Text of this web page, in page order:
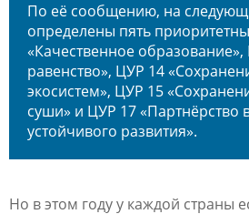
По её сообщению, на
определены пять
«Качественное
равенство», ЦУР 14
экосистем», ЦУР 15
суши» и ЦУР 17 «Партнёрство
устойчивого развития».
Но в этом году у каждой страны